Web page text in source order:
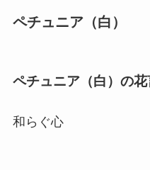
ペチュニア（白）
ペチュニア（白）の
和らぐ心